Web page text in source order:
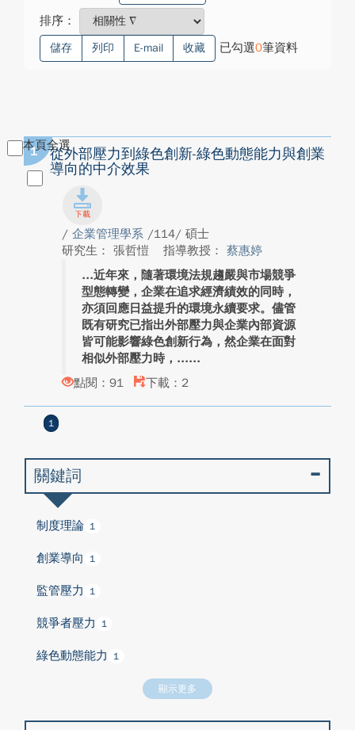
排序：
儲存 列印 E-mail 收藏 已勾選0筆資料
本頁全選
1
從外部壓力到綠色創新-綠色動態能力與創業
導向的中介效果
/ 企業管理學系 /114/ 碩士
研究生： 張哲愷
指導教授： 蔡惠婷
近年來，隨著環境法規趨嚴與市場競爭
型態轉變，企業在追求經濟績效的同時，
亦須回應日益提升的環境永續要求。儘管
既有研究已指出外部壓力與企業內部資源
皆可能影響綠色創新行為，然企業在面對
相似外部壓力時，...
點閱：91
下載：2
1
關鍵詞
制度理論 1
創業導向 1
監管壓力 1
競爭者壓力 1
綠色動態能力 1
顯示更多